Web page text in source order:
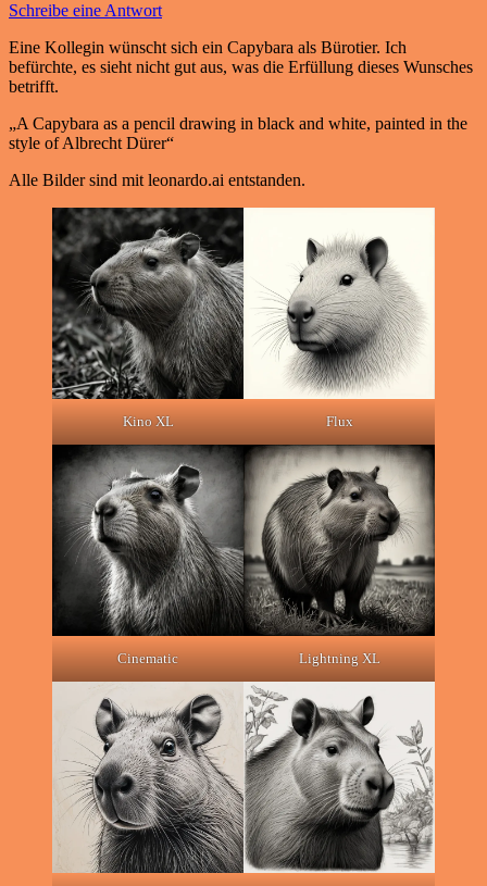
Schreibe eine Antwort
Eine Kollegin wünscht sich ein Capybara als Bürotier. Ich
befürchte, es sieht nicht gut aus, was die Erfüllung dieses Wunsches
betrifft.
„A Capybara as a pencil drawing in black and white, painted in the
style of Albrecht Dürer“
Alle Bilder sind mit leonardo.ai entstanden.
Kino XL Flux
Cinematic Lightning XL